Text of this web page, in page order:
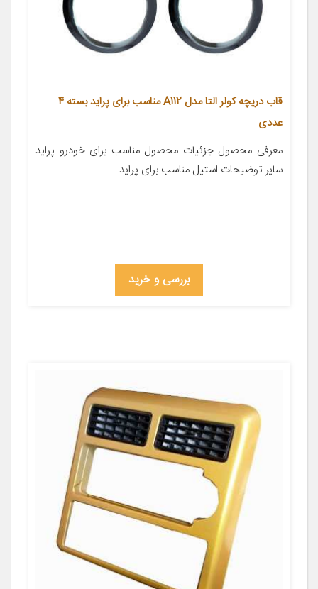
قاب دریچه کولر التا مدل A112 مناسب برای پراید بسته 4
عددی
معرفی محصول جزئیات محصول مناسب برای خودرو پراید
سایر توضیحات استیل مناسب برای پراید
بررسی و خرید